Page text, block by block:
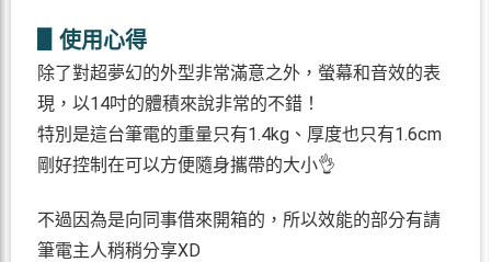
▋使用心得
除了對超夢幻的外型非常滿意之外，螢幕和音效的表
現，以14吋的體積來說非常的不錯！
特別是這台筆電的重量只有1.4kg、厚度也只有1.6cm
剛好控制在可以方便隨身攜帶的大小👌
不過因為是向同事借來開箱的，所以效能的部分有請
筆電主人稍稍分享XD